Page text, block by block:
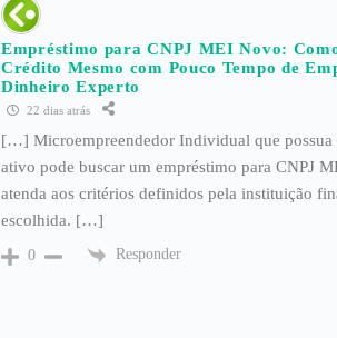
Empréstimo para CNPJ MEI Novo:
Crédito Mesmo com Pouco Tempo de
Dinheiro Experto
22 dias atrás
[…] Microempreendedor Individual que possua
ativo pode buscar um empréstimo para CNPJ
atenda aos critérios definidos pela instituição
escolhida. […]
0 Responder